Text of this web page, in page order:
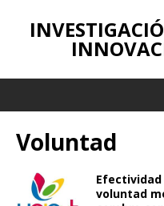
Voluntad
voluntad